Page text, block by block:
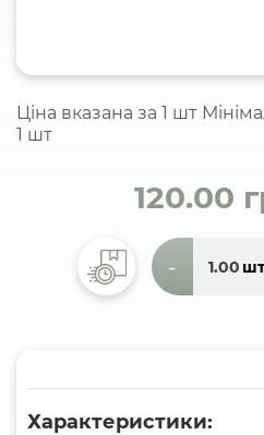
Ціна вказана за 1 шт
1 шт
120.00
- шт
Характеристики: